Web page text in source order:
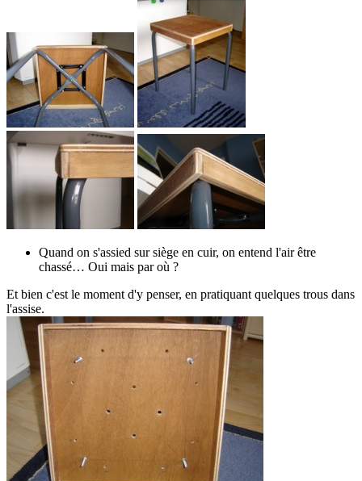
Quand on s'assied sur siège en cuir, on entend l'air être
chassé… Oui mais par où ?
Et bien c'est le moment d'y penser, en pratiquant quelques trous dans
l'assise.